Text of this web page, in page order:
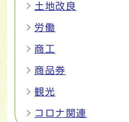
土地改良
労働
商工
商品券
観光
コロナ関連